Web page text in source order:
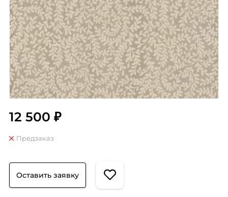
12 500 ₽
Предзаказ
Оставить заявку